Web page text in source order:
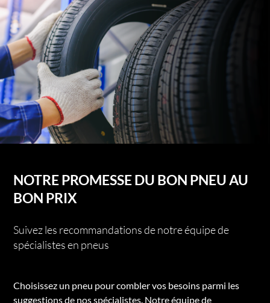
NOTRE PROMESSE DU BON PNEU AU
BON PRIX
Suivez les recommandations de notre équipe de
spécialistes en pneus
Choisissez un pneu pour combler vos besoins parmi les
suggestions de nos spécialistes. Notre équipe de